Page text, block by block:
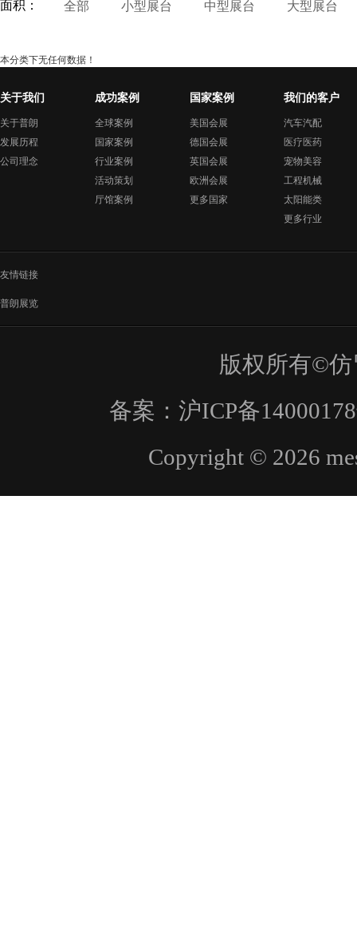
面积： 全部 小型展台 中型展台 大型展台
本分类下无任何数据！
关于我们
关于普朗
发展历程
公司理念
成功案例
全球案例
国家案例
行业案例
活动策划
厅馆案例
国家案例
美国会展
德国会展
英国会展
欧洲会展
更多国家
我们的客户
汽车汽配
医疗医药
宠物美容
工程机械
太阳能类
更多行业
友情链接
普朗展览
版权所有©
备案： 沪ICP备
Copyright © 2026